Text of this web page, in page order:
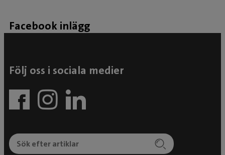
Facebook inlägg
Följ oss i sociala medier